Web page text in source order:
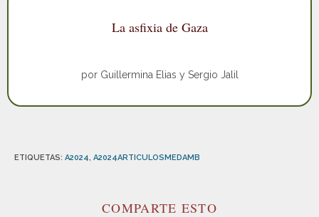
La asfixia de Gaza
por Guillermina Elias y Sergio Jalil
ETIQUETAS: A2024, A2024ARTICULOSMEDAMB
COMPARTE ESTO